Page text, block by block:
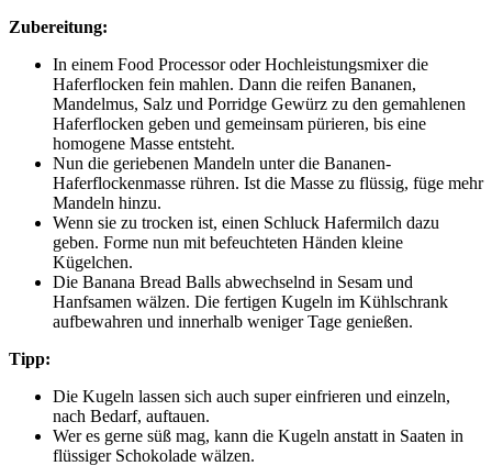
Zubereitung:
In einem Food Processor oder Hochleistungsmixer die
Haferflocken fein mahlen. Dann die reifen Bananen,
Mandelmus, Salz und Porridge Gewürz zu den gemahlenen
Haferflocken geben und gemeinsam pürieren, bis eine
homogene Masse entsteht.
Nun die geriebenen Mandeln unter die Bananen-
Haferflockenmasse rühren. Ist die Masse zu flüssig, füge mehr
Mandeln hinzu.
Wenn sie zu trocken ist, einen Schluck Hafermilch dazu
geben. Forme nun mit befeuchteten Händen kleine
Kügelchen.
Die Banana Bread Balls abwechselnd in Sesam und
Hanfsamen wälzen. Die fertigen Kugeln im Kühlschrank
aufbewahren und innerhalb weniger Tage genießen.
Tipp:
Die Kugeln lassen sich auch super einfrieren und einzeln,
nach Bedarf, auftauen.
Wer es gerne süß mag, kann die Kugeln anstatt in Saaten in
flüssiger Schokolade wälzen.